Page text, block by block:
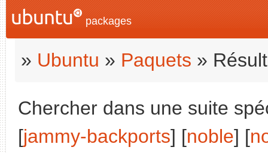
packages
» Ubuntu » Paquets »
Chercher dans une suite
[jammy-backports] [noble] [